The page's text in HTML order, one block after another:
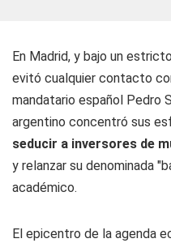
En Madrid, y bajo un
evitó cualquier contacto
mandatario español Pedro
argentino concentró sus
seducir a inversores de
y relanzar su denominada
académico.
El epicentro de la agenda